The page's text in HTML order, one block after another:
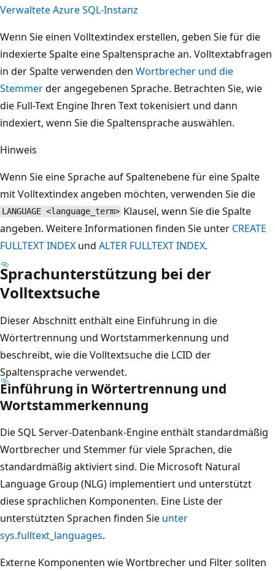
Verwaltete Azure SQL-Instanz
Wenn Sie einen Volltextindex erstellen, geben Sie für die
indexierte Spalte eine Spaltensprache an. Volltextabfragen
in der Spalte verwenden den Wortbrecher und die
Stemmerder angegebenen Sprache. Betrachten Sie, wie
die Full-Text Engine Ihren Text tokenisiert und dann
indexiert, wenn Sie die Spaltensprache auswählen.
Hinweis
Wenn Sie eine Sprache auf Spaltenebene für eine Spalte
mit Volltextindex angeben möchten, verwenden Sie die
LANGUAGE <language_term> Klausel, wenn Sie die Spalte
angeben. Weitere Informationen finden Sie unter CREATE
FULLTEXT INDEX und ALTER FULLTEXT INDEX.
Sprachunterstützung bei der
Volltextsuche
Dieser Abschnitt enthält eine Einführung in die
Wörtertrennung und Wortstammerkennung und
beschreibt, wie die Volltextsuche die LCID der
Spaltensprache verwendet.
Einführung in Wörtertrennung und
Wortstammerkennung
Die SQL Server-Datenbank-Engine enthält standardmäßig
Wortbrecher und Stemmer für viele Sprachen, die
standardmäßig aktiviert sind. Die Microsoft Natural
Language Group (NLG) implementiert und unterstützt
diese sprachlichen Komponenten. Eine Liste der
unterstützten Sprachen finden Sie unter
sys.fulltext_languages.
Externe Komponenten wie Wortbrecher und Filter sollten